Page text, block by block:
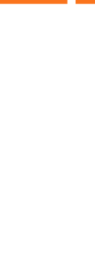
Åby